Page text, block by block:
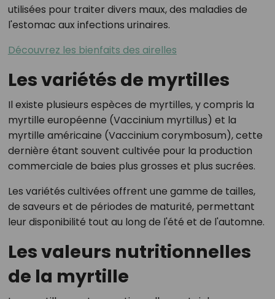
utilisées pour traiter divers maux, des maladies de
l'estomac aux infections urinaires.
Découvrez les bienfaits des airelles
Les variétés de myrtilles
Il existe plusieurs espèces de myrtilles, y compris la
myrtille européenne (Vaccinium myrtillus) et la
myrtille américaine (Vaccinium corymbosum), cette
dernière étant souvent cultivée pour la production
commerciale de baies plus grosses et plus sucrées.
Les variétés cultivées offrent une gamme de tailles,
de saveurs et de périodes de maturité, permettant
leur disponibilité tout au long de l'été et de l'automne.
Les valeurs nutritionnelles
de la myrtille